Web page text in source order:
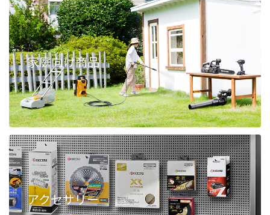
家庭向け商品
アクセサリー